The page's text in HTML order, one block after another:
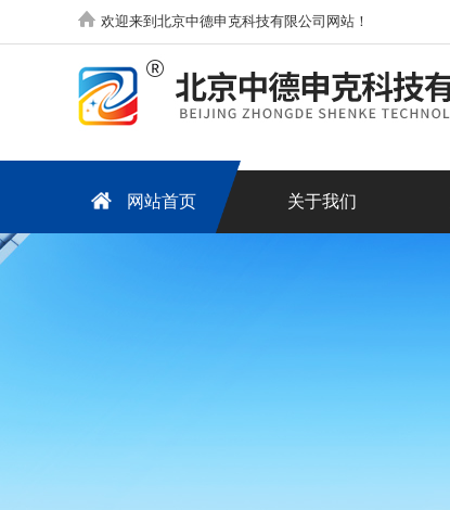
欢迎来到北京中德申克科技有限公司网站！
网站首页 关于我们